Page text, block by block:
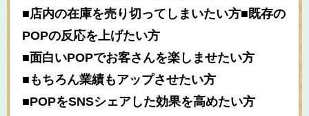
■店内の在庫を売り切ってしまいたい方■既存の
POPの反応を上げたい方
■面白いPOPでお客さんを楽しませたい方
■もちろん業績もアップさせたい方
■POPをSNSシェアした効果を高めたい方